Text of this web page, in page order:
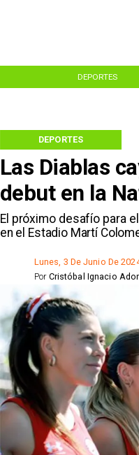
DEPORTES
Las Diablas
debut en la
El próximo desafío para
en el Estadio Martí
DEPORTES
Lunes, 3 De Junio De
Cristóbal Ignacio
Por